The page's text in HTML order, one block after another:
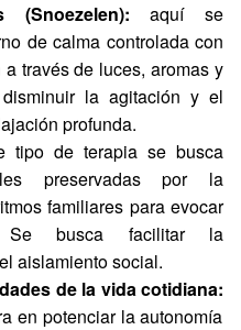
(Snoezelen): aquí se
de calma controlada con
través de luces, aromas y
la agitación y el
profunda.
tipo de terapia se busca
preservadas por la
familiares para evocar
Se busca facilitar la
aislamiento social.
de la vida cotidiana:
en potenciar la autonomía